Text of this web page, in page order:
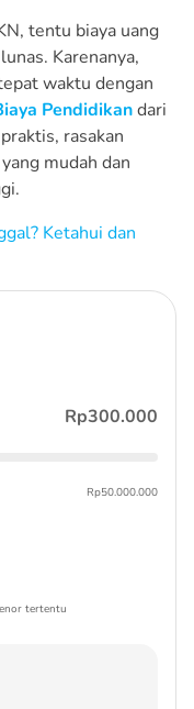
tentu biaya uang
Karenanya,
waktu dengan
Pendidikandari
rasakan
mudah dan
Ketahui dan
Rp300.000
Rp50.000.000
tertentu